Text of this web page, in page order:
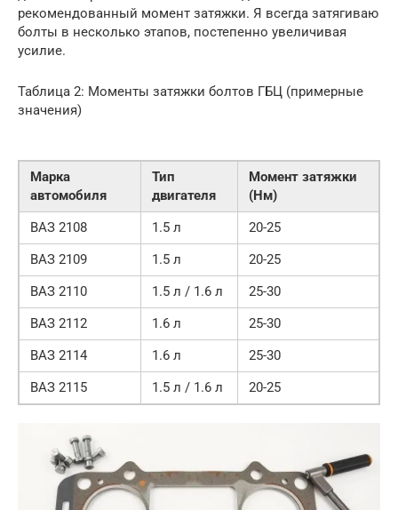
рекомендованный момент затяжки. Я всегда затягиваю
болты в несколько этапов, постепенно увеличивая
усилие.
Таблица 2: Моменты затяжки болтов ГБЦ (примерные
значения)
Марка
автомобиля
Тип
двигателя
Момент затяжки
(Нм)
ВАЗ 2108
1.5 л
20-25
ВАЗ 2109
1.5 л
20-25
ВАЗ 2110
1.5 л / 1.6 л
25-30
ВАЗ 2112
1.6 л
25-30
ВАЗ 2114
1.6 л
25-30
ВАЗ 2115
1.5 л / 1.6 л 20-25